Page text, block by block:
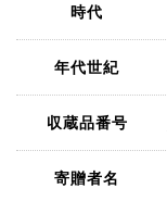
時代
年代世紀
収蔵品番号
寄贈者名